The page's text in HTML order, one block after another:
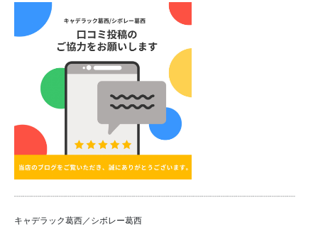
┈┈┈┈┈┈┈┈┈┈┈┈┈┈┈┈┈┈┈┈┈┈┈┈┈┈┈┈┈┈┈┈┈
キャデラック葛西／シボレー葛西